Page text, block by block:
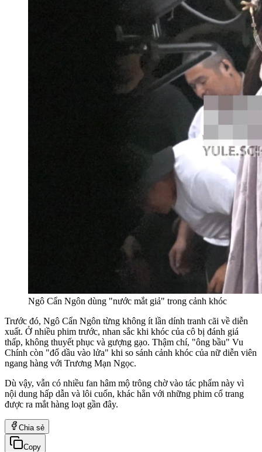
Ngô Cẩn Ngôn dùng "nước mắt giả" trong cảnh khóc
Trước đó, Ngô Cẩn Ngôn từng không ít lần dính tranh cãi về diễn
xuất. Ở nhiều phim trước, nhan sắc khi khóc của cô bị đánh giá
thấp, không thuyết phục và gượng gạo. Thậm chí, "ông bầu" Vu
Chính còn "đổ dầu vào lửa" khi so sánh cảnh khóc của nữ diễn viên
ngang hàng với Trương Mạn Ngọc.
Dù vậy, vẫn có nhiều fan hâm mộ trông chờ vào tác phẩm này vì
nội dung hấp dẫn và lôi cuốn, khác hẳn với những phim cổ trang
được ra mắt hàng loạt gần đây.
Chia sẻ
Copy